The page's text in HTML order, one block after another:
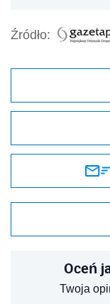
Źródło:
Oceń
Twoja